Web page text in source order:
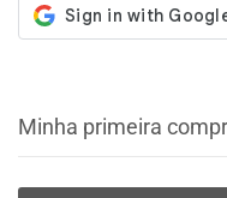
Minha primeira